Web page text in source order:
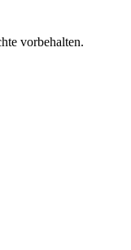
vorbehalten.